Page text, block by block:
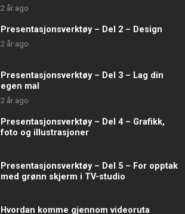
2 år ago
Presentasjonsverktøy – Del 2 – Design
2 år ago
Presentasjonsverktøy – Del 3 – Lag din
egen mal
2 år ago
Presentasjonsverktøy – Del 4 – Grafikk,
foto og illustrasjoner
Presentasjonsverktøy – Del 5 – For opptak
med grønn skjerm i TV-studio
Hvordan komme gjennom videoruta